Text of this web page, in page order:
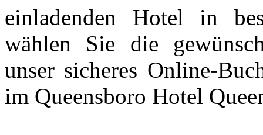
einladenden Hotel in
wählen Sie die
unser sicheres Online-
im Queensboro Hotel